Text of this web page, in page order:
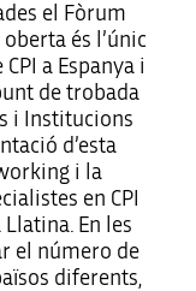
el Fòrum
és l’únic
a Espanya i
de trobada
i Institucions
d’esta
i la
en CPI
En les
el número de
diferents,